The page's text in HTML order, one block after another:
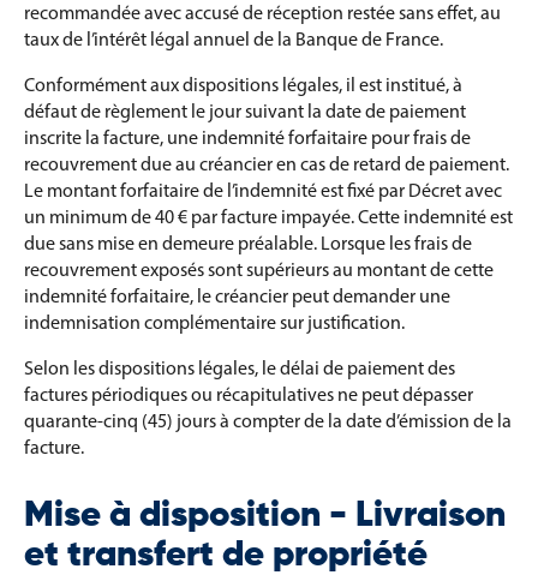
recommandée avec accusé de réception restée sans effet, au
taux de l’intérêt légal annuel de la Banque de France.
Conformément aux dispositions légales, il est institué, à
défaut de règlement le jour suivant la date de paiement
inscrite la facture, une indemnité forfaitaire pour frais de
recouvrement due au créancier en cas de retard de paiement.
Le montant forfaitaire de l’indemnité est fixé par Décret avec
un minimum de 40 € par facture impayée. Cette indemnité est
due sans mise en demeure préalable. Lorsque les frais de
recouvrement exposés sont supérieurs au montant de cette
indemnité forfaitaire, le créancier peut demander une
indemnisation complémentaire sur justification.
Selon les dispositions légales, le délai de paiement des
factures périodiques ou récapitulatives ne peut dépasser
quarante-cinq (45) jours à compter de la date d’émission de la
facture.
Mise à disposition - Livraison
et transfert de propriété